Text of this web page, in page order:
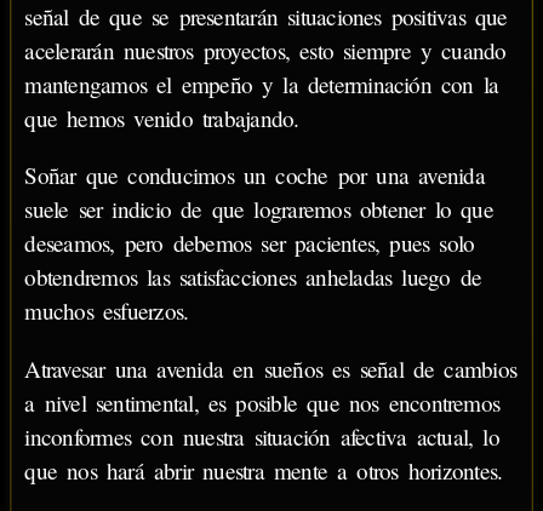
señal de que se presentarán situaciones positivas que
acelerarán nuestros proyectos, esto siempre y cuando
mantengamos el empeño y la determinación con la
que hemos venido trabajando.
Soñar que conducimos un coche por una avenida
suele ser indicio de que lograremos obtener lo que
deseamos, pero debemos ser pacientes, pues solo
obtendremos las satisfacciones anheladas luego de
muchos esfuerzos.
Atravesar una avenida en sueños es señal de cambios
a nivel sentimental, es posible que nos encontremos
inconformes con nuestra situación afectiva actual, lo
que nos hará abrir nuestra mente a otros horizontes.